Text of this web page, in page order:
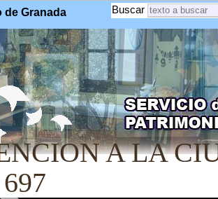
de Granada Buscar
A LA